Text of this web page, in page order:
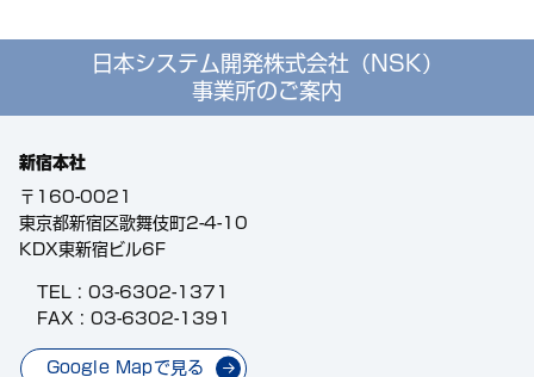
日本システム開発株式会社（NSK）
事業所のご案内
新宿本社
〒160-0021
東京都新宿区歌舞伎町2-4-10
KDX東新宿ビル6F
TEL : 03-6302-1371
FAX : 03-6302-1391
Google Mapで見る